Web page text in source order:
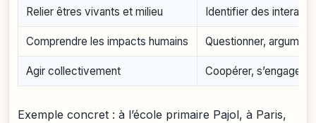
Relier êtres vivants et milieu Identifier des
Comprendre les impacts humains Questionner,
Agir collectivement Coopérer, s’engager,
Exemple concret : à l’école primaire Pajol, à Paris,